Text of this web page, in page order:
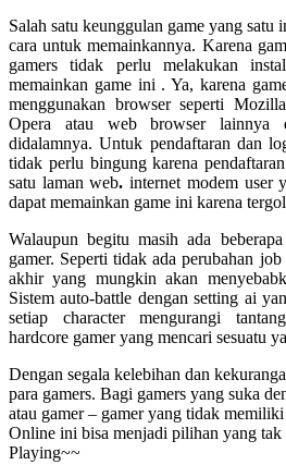
Salah satu keunggulan game yang satu
cara untuk memainkannya. Karena
gamers tidak perlu melakukan
memainkan game ini . Ya, karena
menggunakan browser seperti
Opera atau web browser lainnya
didalamnya. Untuk pendaftaran dan
tidak perlu bingung karena
satu laman web. internet modem user
dapat memainkan game ini karena
Walaupun begitu masih ada
gamer. Seperti tidak ada perubahan
akhir yang mungkin akan
Sistem auto-battle dengan setting ai
setiap character mengurangi
hardcore gamer yang mencari sesuatu
Dengan segala kelebihan dan
para gamers. Bagi gamers yang suka
atau gamer – gamer yang tidak
Online ini bisa menjadi pilihan yang
Playing~~